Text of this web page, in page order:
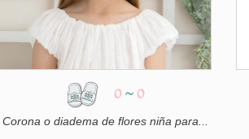
0 ~ 0
Corona o diadema de flores niña para...